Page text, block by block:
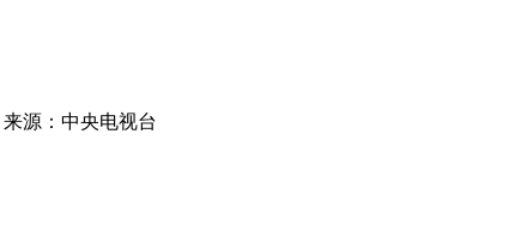
来源：中央电视台